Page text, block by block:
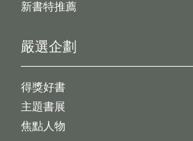
新書特推薦
嚴選企劃
得獎好書
主題書展
焦點人物